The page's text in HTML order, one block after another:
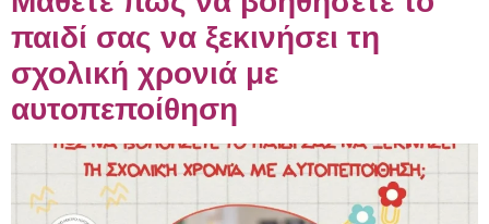
παιδί σας να ξεκινήσει τη
σχολική χρονιά με
αυτοπεποίθηση